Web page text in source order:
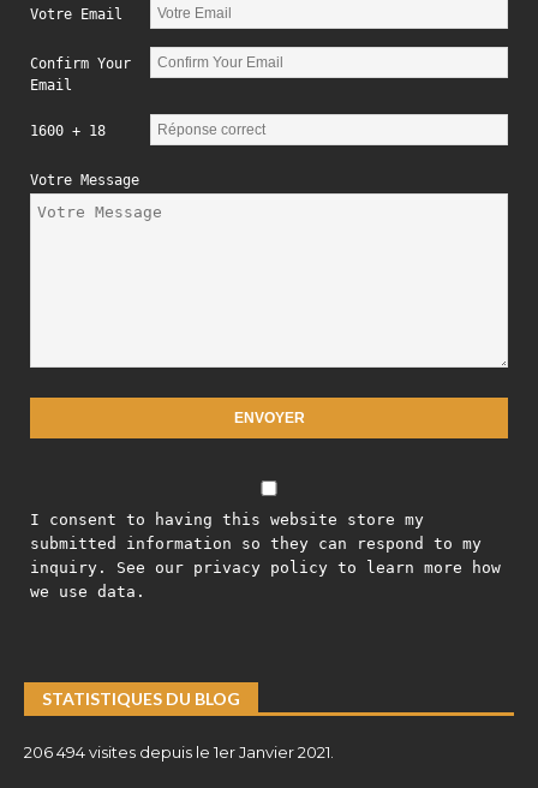
Votre Email
Confirm Your
Email
1600 + 18
Votre Message
I consent to having this website store my
submitted information so they can respond to my
inquiry. See our privacy policy to learn more how
we use data.
STATISTIQUES DU BLOG
206 494 visites depuis le 1er Janvier 2021.